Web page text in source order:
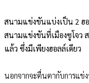
สนามแข่งขันแบ่งเป็น 2 ฮ
สนามแข่งขันที่เมืองซูโจว
แล้ว ซึ่งมีเพียงฮอลล์เดียว
นอกจากจะตื่นตากับการแข่